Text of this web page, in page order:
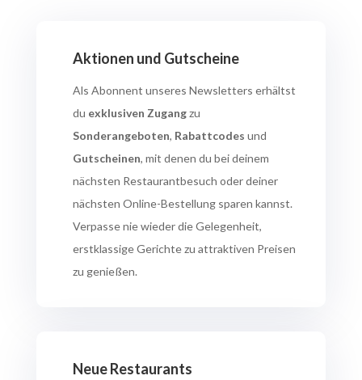
Aktionen und Gutscheine
Als Abonnent unseres Newsletters erhältst
du exklusiven Zugangzu
Sonderangeboten, Rabattcodes und
Gutscheinen, mit denen du bei deinem
nächsten Restaurantbesuch oder deiner
nächsten Online-Bestellung sparen kannst.
Verpasse nie wieder die Gelegenheit,
erstklassige Gerichte zu attraktiven Preisen
zu genießen.
Neue Restaurants